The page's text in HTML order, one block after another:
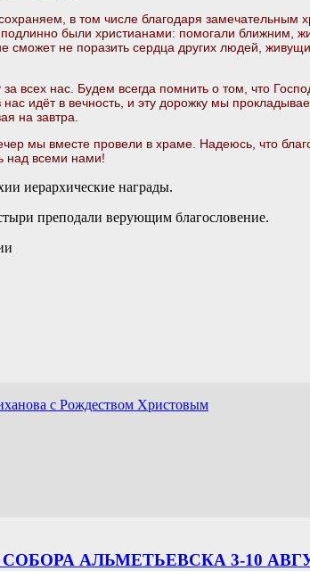
в том числе благодаря замечательным
были христианами: помогали ближним,
сможет не поразить сердца других людей,
всех нас. Будем всегда помнить о том, что
идёт в вечность, и эту дорожку мы
на завтра.
мы вместе провели в храме. Надеюсь, что
над всеми нами!
иерархические награды.
преподали верующим благословение.
с Рождеством Христовым
АЛЬМЕТЬЕВСКА 3-10